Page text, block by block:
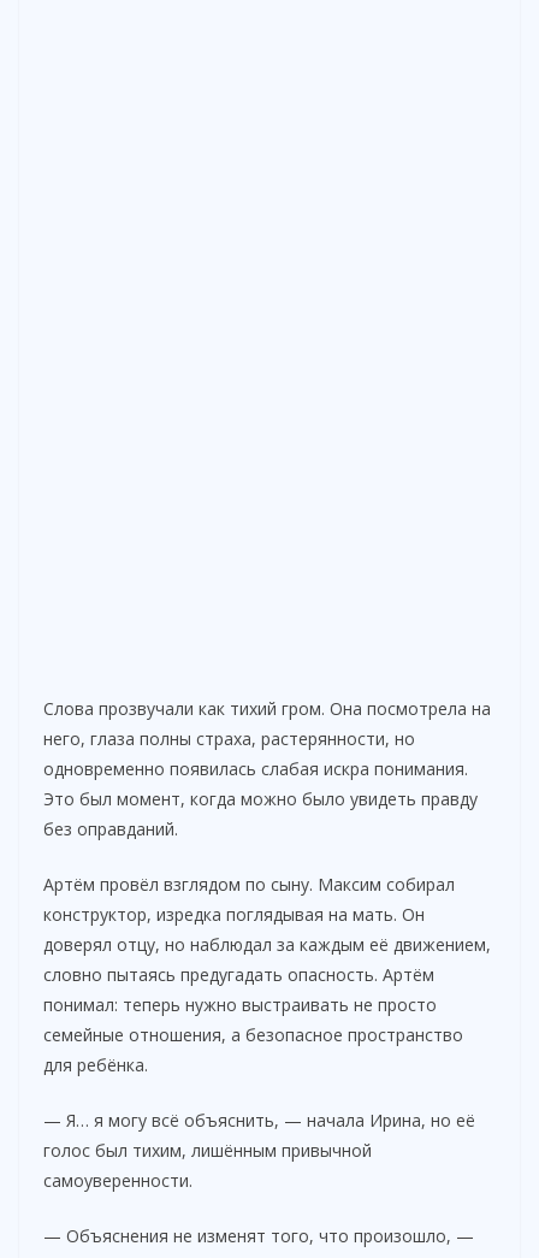
Слова прозвучали как тихий гром. Она посмотрела на
него, глаза полны страха, растерянности, но
одновременно появилась слабая искра понимания.
Это был момент, когда можно было увидеть правду
без оправданий.
Артём провёл взглядом по сыну. Максим собирал
конструктор, изредка поглядывая на мать. Он
доверял отцу, но наблюдал за каждым её движением,
словно пытаясь предугадать опасность. Артём
понимал: теперь нужно выстраивать не просто
семейные отношения, а безопасное пространство
для ребёнка.
— Я… я могу всё объяснить, — начала Ирина, но её
голос был тихим, лишённым привычной
самоуверенности.
— Объяснения не изменят того, что произошло, —